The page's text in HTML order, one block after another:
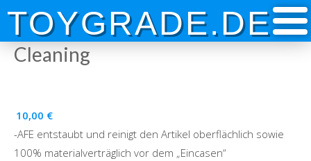
Skip
content
TOYGRADE.DE
Cleaning
10,00 €
-AFE entstaubt und reinigt den Artikel oberflächlich sowie
100% materialverträglich vor dem „Eincasen“